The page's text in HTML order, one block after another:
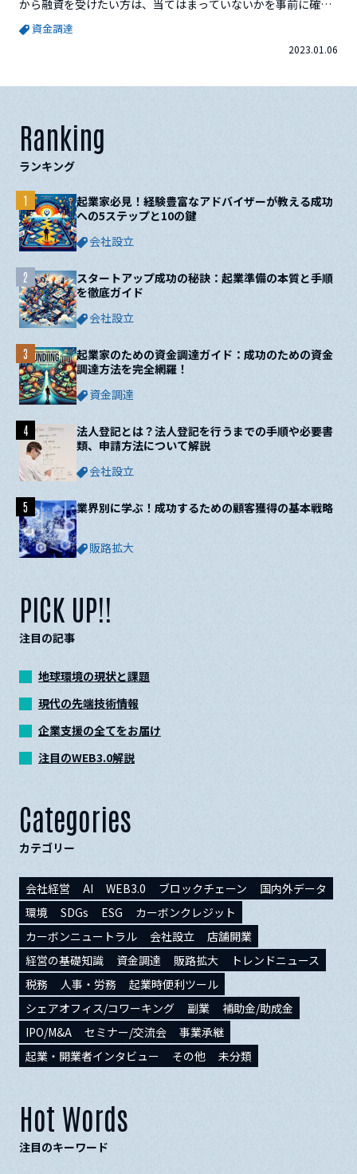
から融資を受けたい方は、当てはまっていないかを事前に確認
しておきましょう。[toc]当てはまると融資が難しくなる8つの
チェックポイント①ブラックリストに名前がのっている その
ほかの金融事故（返済していない、返済遅延）がある自己破産
資金調達
2023.01.06
Ranking
ランキング
起業家必見！経験豊富なアドバイザーが教える成功
への5ステップと10の鍵
会社設立
1
スタートアップ成功の秘訣：起業準備の本質と手順
を徹底ガイド
会社設立
2
起業家のための資金調達ガイド：成功のための資金
調達方法を完全網羅！
資金調達
3
法人登記とは？法人登記を行うまでの手順や必要書
類、申請方法について解説
会社設立
4
業界別に学ぶ！成功するための顧客獲得の基本戦略
販路拡大
5
PICK UP!!
注目の記事
地球環境の現状と課題
現代の先端技術情報
企業支援の全てをお届け
注目のWEB3.0解説
Categories
カテゴリー
会社経営 AI WEB3.0 ブロックチェーン
国内外データ
環境
SDGs ESG
カーボンクレジット
カーボンニュートラル
会社設立
店舗開業
経営の基礎知識
資金調達 販路拡大
トレンドニュース
税務
人事・労務
起業時便利ツール
シェアオフィス/コワーキング
副業
補助金/助成金
IPO/M&A
セミナー/交流会
事業承継
起業・開業者インタビュー
その他 未分類
Hot Words
注目のキーワード